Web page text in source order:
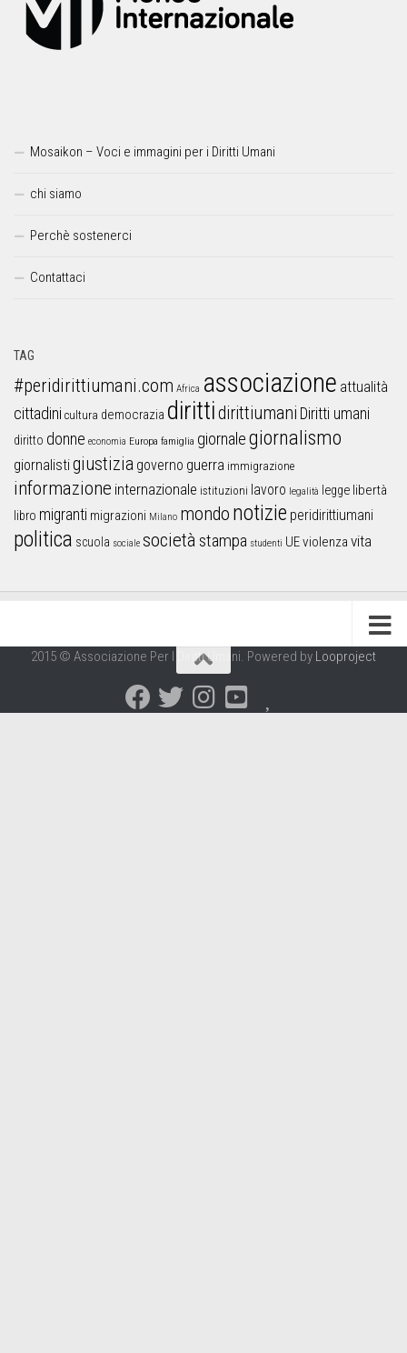
Mosaikon – Voci e immagini per i Diritti Umani
chi siamo
Perchè sostenerci
Contattaci
TAG
#peridirittiumani.com Africa associazione attualità
cittadini cultura democrazia dirittidirittiumani Diritti umani
diritto donne economia Europa famiglia giornalegiornalismo
giornalistigiustizia governo guerra immigrazione
informazione internazionale istituzioni lavoro legalità legge libertà
libro migranti migrazioni Milano mondo notizie peridirittiumani
politica scuola sociale società stampa studenti UEviolenza vita
2015 © Associazione Per I Diritti Umani. Powered by Looproject